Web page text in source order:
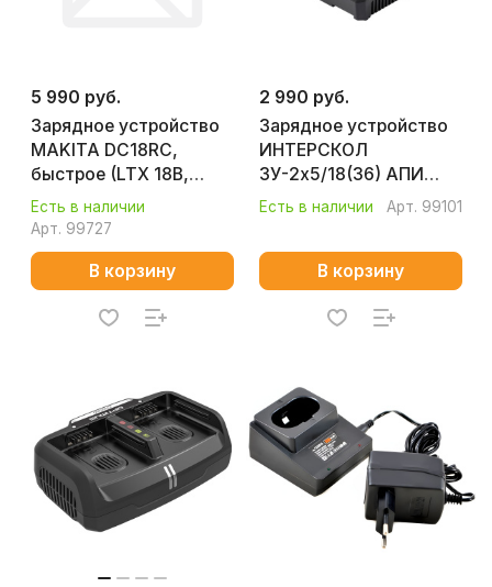
5 990 руб.
Зарядное устройство
MAKITA DC18RC,
быстрое (LTX 18B,
картон) 1913X9-0
Есть в наличии
Арт. 99727
В корзину
2 990 руб.
Зарядное устройство
ИНТЕРСКОЛ
ЗУ-2х5/18(36) АПИ
2401.032
Есть в наличии Арт. 99101
В корзину